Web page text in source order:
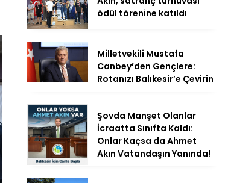
ödül törenine katıldı
Milletvekili Mustafa
Canbey’den Gençlere:
Rotanızı Balıkesir’e Çevirin
Şovda Manşet Olanlar
İcraatta Sınıfta Kaldı:
Onlar Kaçsa da Ahmet
Akın Vatandaşın Yanında!